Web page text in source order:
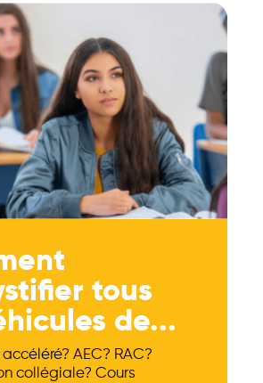
tous
de...
accéléré? AEC? RAC?
collégiale? Cours